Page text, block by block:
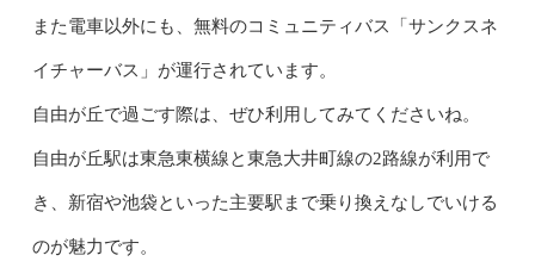
また電車以外にも、無料のコミュニティバス「サンクスネ
イチャーバス」が運行されています。
自由が丘で過ごす際は、ぜひ利用してみてくださいね。
自由が丘駅は東急東横線と東急大井町線の2路線が利用で
き、新宿や池袋といった主要駅まで乗り換えなしでいける
のが魅力です。